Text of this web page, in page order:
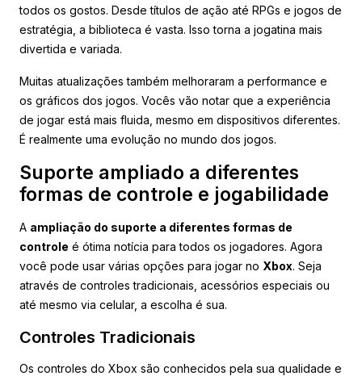
todos os gostos. Desde títulos de ação até RPGs e jogos de
estratégia, a biblioteca é vasta. Isso torna a jogatina mais
divertida e variada.
Muitas atualizações também melhoraram a performance e
os gráficos dos jogos. Vocês vão notar que a experiência
de jogar está mais fluida, mesmo em dispositivos diferentes.
É realmente uma evolução no mundo dos jogos.
Suporte ampliado a diferentes
formas de controle e jogabilidade
A ampliação do suporte a diferentes formas de
controle é ótima notícia para todos os jogadores. Agora
você pode usar várias opções para jogar no Xbox. Seja
através de controles tradicionais, acessórios especiais ou
até mesmo via celular, a escolha é sua.
Controles Tradicionais
Os controles do Xbox são conhecidos pela sua qualidade e